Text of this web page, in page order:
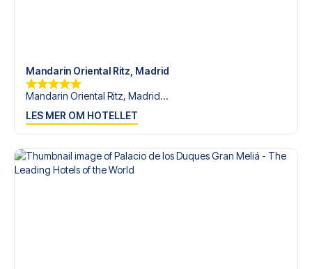
Mandarin Oriental Ritz, Madrid
Mandarin Oriental Ritz, Madrid...
LES MER OM HOTELLET